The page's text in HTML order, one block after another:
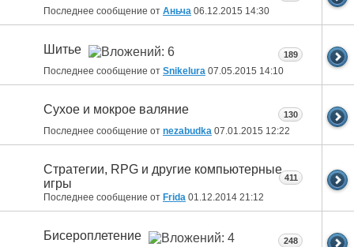
Последнее сообщение от Аньча 06.12.2015 14:30
Шитье
Последнее сообщение от Snikelura 07.05.2015 14:10
189
Сухое и мокрое валяние
Последнее сообщение от nezabudka 07.01.2015 12:22
130
Стратегии, RPG и другие компьютерные
игры
Последнее сообщение от Fridа 01.12.2014 21:12
411
Бисероплетение 248